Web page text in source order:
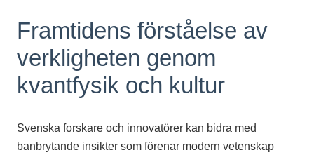
Framtidens förståelse av
verkligheten genom
kvantfysik och kultur
Svenska forskare och innovatörer kan bidra med
banbrytande insikter som förenar modern vetenskap